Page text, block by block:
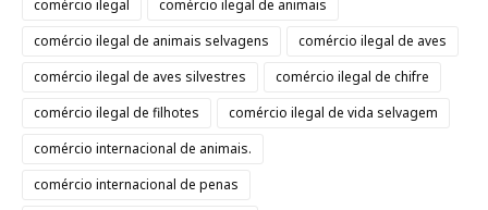
comércio ilegal
comércio ilegal de animais
comércio ilegal de animais selvagens
comércio ilegal de aves
comércio ilegal de aves silvestres
comércio ilegal de chifre
comércio ilegal de filhotes
comércio ilegal de vida selvagem
comércio internacional de animais.
comércio internacional de penas